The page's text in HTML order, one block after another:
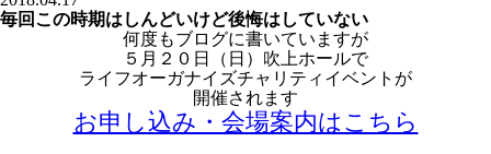
毎回この時期はしんどいけど後悔はしていない
何度もブログに書いていますが
５月２０日（日）吹上ホールで
ライフオーガナイズチャリティイベントが
開催されます
お申し込み・会場案内はこちら